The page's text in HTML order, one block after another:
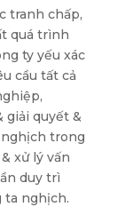
tranh chấp,
quá trình
ty yếu xác
cầu tất cả
giải quyết &
trong
xử lý vấn
duy trì
ta nghịch.